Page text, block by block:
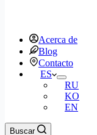
Acerca de
Blog
Contacto
ES
RU
KO
EN
Buscar